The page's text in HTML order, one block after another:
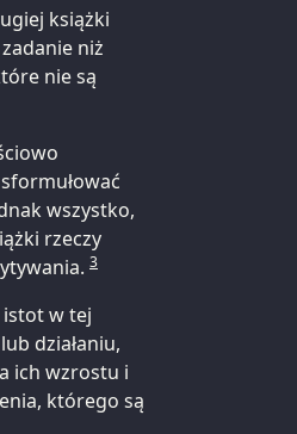
książki
niż
nie są
wszystko,
rzeczy
3
istot w tej
działaniu,
ich wzrostu i
którego są